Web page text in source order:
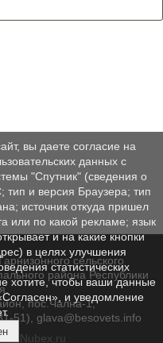
сельского
района Республики
пос.Чална-1,
51), glava@besovets.info
Nubex.ru
вы даете согласие на
данных с
"Спутник" (сведения о
и версия Браузера; тип
источник откуда пришел
или по какой рекламе; язык
и на какие кнопки
в целях улучшения
статистических
хотите, чтобы ваши данные
и уведомление